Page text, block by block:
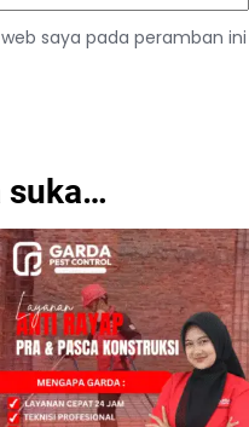
saya pada peramban ini
suka…